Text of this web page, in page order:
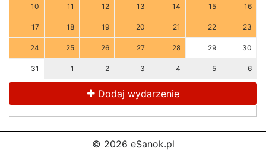
10 11 12 13 14 15 16
17 18 19 20 21 22 23
24 25 26 27 28 29 30
31 1 2 3 4 5 6
Dodaj wydarzenie
© 2026 eSanok.pl